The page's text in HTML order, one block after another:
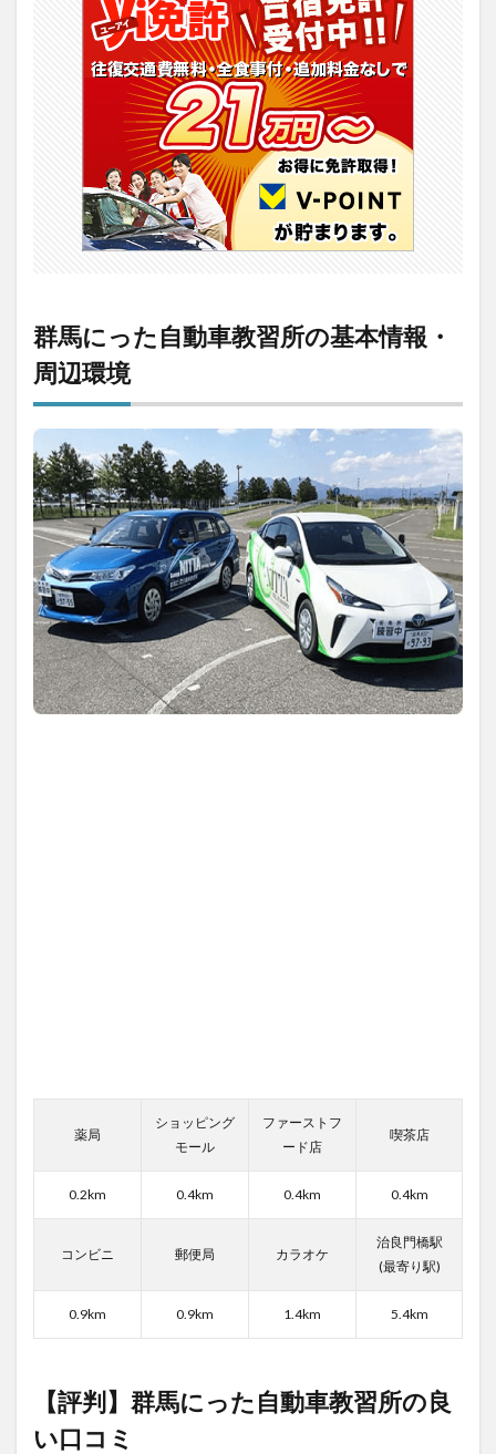
動車
教習
所の
良い
口コ
3
【評
判】
群馬
にっ
た自
動車
教習
所の
悪い
口コ
ミ
4
4.2
の悪
い口
た自
食事
の口
コミ
評判
群馬にった自動車教習所の基本情報・
周辺環境
薬局
ショッピング
モール
ファーストフ
ード店
喫茶店
0.2km 0.4km 0.4km 0.4km
コンビニ 郵便局 カラオケ
治良門橋駅
(最寄り駅)
0.9km 0.9km 1.4km 5.4km
【評判】群馬にった自動車教習所の良
い口コミ